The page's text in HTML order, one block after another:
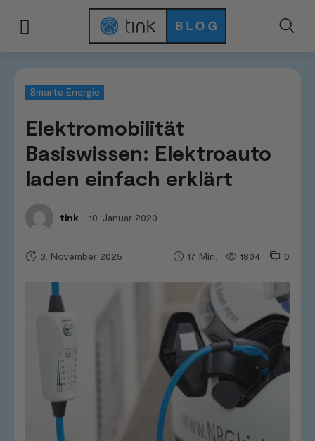
Smarte Energie
Elektromobilität
Basiswissen: Elektroauto
laden einfach erklärt
tink 10. Januar 2020
0
1804
17 Min.
3. November 2025